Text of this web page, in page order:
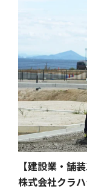
【建設業・舗装
株式会社クラ